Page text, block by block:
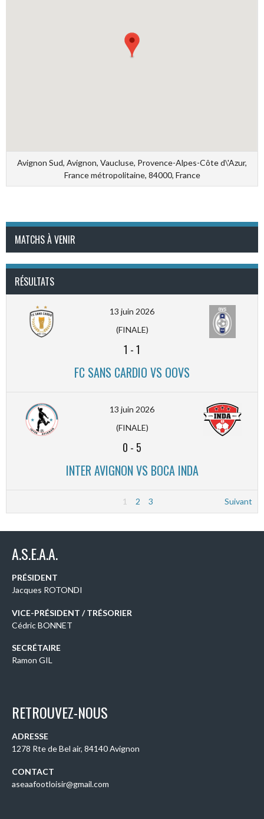
Avignon Sud, Avignon, Vaucluse, Provence-Alpes-Côte d\'Azur,
France métropolitaine, 84000, France
MATCHS À VENIR
RÉSULTATS
13 juin 2026
(FINALE)
1 -1
FC SANS CARDIO VS OOVS
13 juin 2026
(FINALE)
0 - 5
INTER AVIGNON VS BOCA INDA
1 2 3 Suivant
A.S.E.A.A.
PRÉSIDENT
Jacques ROTONDI
VICE-PRÉSIDENT / TRÉSORIER
Cédric BONNET
SECRÉTAIRE
Ramon GIL
RETROUVEZ-NOUS
ADRESSE
1278 Rte de Bel air, 84140 Avignon
CONTACT
aseaafootloisir@gmail.com